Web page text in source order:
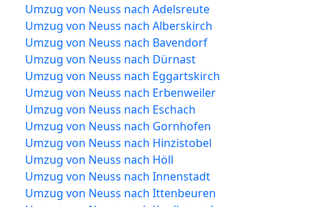
Umzug von Neuss nach Adelsreute
Umzug von Neuss nach Alberskirch
Umzug von Neuss nach Bavendorf
Umzug von Neuss nach Dürnast
Umzug von Neuss nach Eggartskirch
Umzug von Neuss nach Erbenweiler
Umzug von Neuss nach Eschach
Umzug von Neuss nach Gornhofen
Umzug von Neuss nach Hinzistobel
Umzug von Neuss nach Höll
Umzug von Neuss nach Innenstadt
Umzug von Neuss nach Ittenbeuren